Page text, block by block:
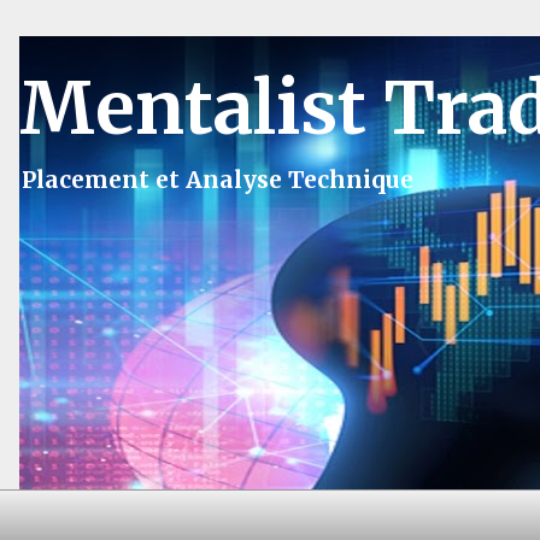
Mentalist
Placement et Analyse Technique